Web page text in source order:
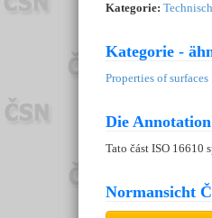
Kategorie:
Kategorie -
Properties of surfaces
Die
Tato část ISO
Normansicht